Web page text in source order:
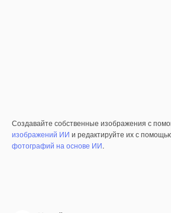
Создавайте собственные изображения с
изображений ИИ и редактируйте их с
фотографий на основе ИИ.